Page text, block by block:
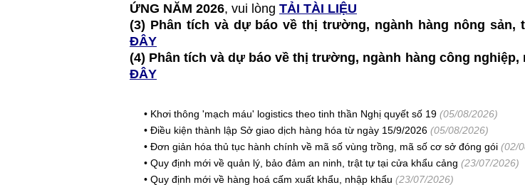
ỨNG NĂM 2026, vui lòng TẢI TÀI LIỆU
(3) Phân tích và dự báo về thị trường, ngành hàng nông sản,
ĐÂY
(4) Phân tích và dự báo về thị trường, ngành hàng công nghiệp,
ĐÂY
• Khơi thông 'mạch máu' logistics theo tinh thần Nghị quyết số 19 (05/08/2026)
• Điều kiện thành lập Sở giao dịch hàng hóa từ ngày 15/9/2026 (05/08/2026)
• Đơn giản hóa thủ tục hành chính về mã số vùng trồng, mã số cơ sở đóng gói (02/
• Quy định mới về quản lý, bảo đảm an ninh, trật tự tại cửa khẩu cảng (23/07/2026)
• Quy định mới về hàng hoá cấm xuất khẩu, nhập khẩu (23/07/2026)